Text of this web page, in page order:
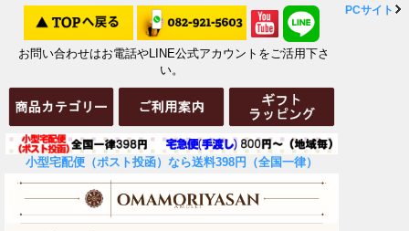
お問い合わせはお電話やLINE公式アカウントをご活用下さ
い。
小型宅配便（ポスト投函）なら送料398円（全国一律）
PCサイト